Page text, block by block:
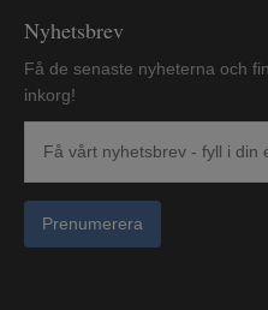
Nyhetsbrev
Få de senaste nyheterna och
inkorg!
Prenumerera